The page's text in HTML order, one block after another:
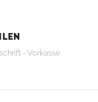
- Vorkasse